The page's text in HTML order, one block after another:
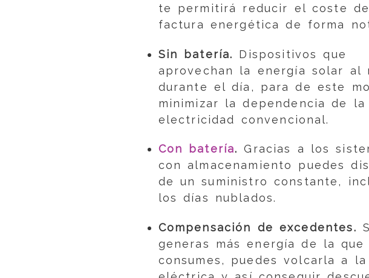
te permitirá reducir el coste
factura energética de forma
Sin batería.
Dispositivos que
aprovechan la energía solar al
durante el día, para de este
minimizar la dependencia de
electricidad convencional.
Con batería. Gracias a los
con almacenamiento puedes
de un suministro constante,
los días nublados.
Compensación de excedentes.
generas más energía de la que
consumes, puedes volcarla a